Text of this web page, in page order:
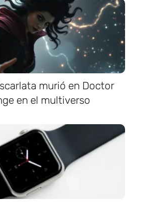
murió en Doctor
en el multiverso